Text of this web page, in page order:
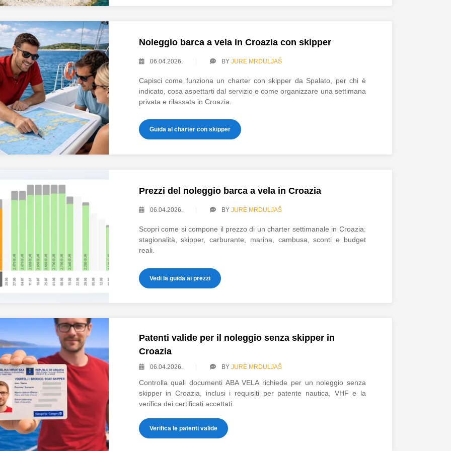
Noleggio barca a vela in Croazia con skipper
06.04.2026. BY JURE MRDULJAŠ
Capisci come funziona un charter con skipper da Spalato, per chi è
indicato, cosa aspettarti dal servizio e come organizzare una settimana
privata e rilassata in Croazia.
Guida al charter con skipper
Prezzi del noleggio barca a vela in Croazia
06.04.2026. BY JURE MRDULJAŠ
Scopri come si compone il prezzo di un charter settimanale in Croazia:
stagionalità, skipper, carburante, marina, cambusa, sconti e budget
reali.
Vedi la guida ai prezzi
Patenti valide per il noleggio senza skipper in
Croazia
06.04.2026. BY JURE MRDULJAŠ
Controlla quali documenti ABA VELA richiede per un noleggio senza
skipper in Croazia, inclusi i requisiti per patente nautica, VHF e la
verifica dei certificati accettati.
Verifica le patenti valide